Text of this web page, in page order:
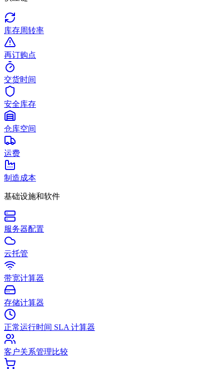
库存周转率
再订购点
交货时间
安全库存
仓库空间
运费
制造成本
基础设施和软件
服务器配置
云托管
带宽计算器
存储计算器
正常运行时间 SLA 计算器
客户关系管理比较